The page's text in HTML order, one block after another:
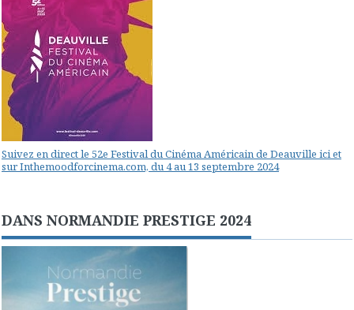
Suivez en direct le 52e Festival du Cinéma Américain de Deauville ici et
sur Inthemoodforcinema.com, du 4 au 13 septembre 2024
DANS NORMANDIE PRESTIGE 2024